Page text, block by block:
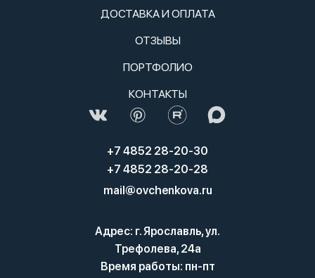
ДОСТАВКА И ОПЛАТА
ОТЗЫВЫ
ПОРТФОЛИО
КОНТАКТЫ
+7 4852 28-20-30
+7 4852 28-20-28
mail@ovchenkova.ru
Адрес: г. Ярославль, ул.
Трефолева, 24а
Время работы: пн-пт